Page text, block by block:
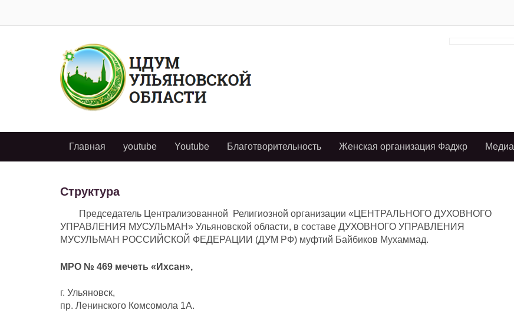
Главная youtube Youtube Благотворительность Женская организация Фаджр Медиа
Структура
Председатель Централизованной Религиозной организации «ЦЕНТРАЛЬНОГО ДУХОВНОГО
УПРАВЛЕНИЯ МУСУЛЬМАН» Ульяновской области, в составе ДУХОВНОГО УПРАВЛЕНИЯ
МУСУЛЬМАН РОССИЙСКОЙ ФЕДЕРАЦИИ (ДУМ РФ) муфтий Байбиков Мухаммад.
МРО № 469 мечеть «Ихсан»,
г. Ульяновск,
пр. Ленинского Комсомола 1А.